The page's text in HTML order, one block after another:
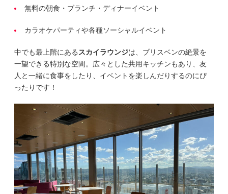
無料の朝食・ブランチ・ディナーイベント
カラオケパーティや各種ソーシャルイベント
中でも最上階にある スカイラウンジは、ブリスベンの絶景を
一望できる特別な空間。広々とした共用キッチンもあり、友
人と一緒に食事をしたり、イベントを楽しんだりするのにぴ
ったりです！